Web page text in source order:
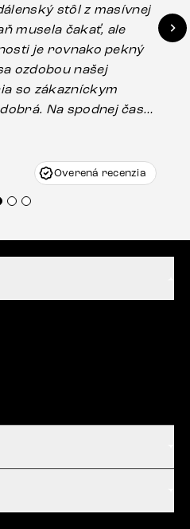
stôl z masívnej
musela čakať, ale
je rovnako pekný
ozdobou našej
so zákazníckym
Na spodnej časti
pravdepodobne
záležitosti pristúpili
produkty Delife
Overená recenzia